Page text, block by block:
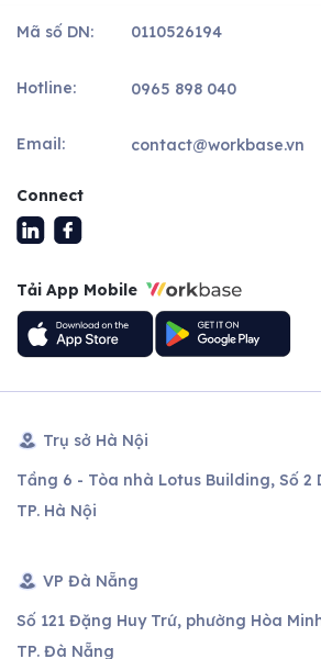
Mã số DN: 0110526194
Hotline: 0965 898 040
Email: contact@workbase.vn
Connect
Tải App Mobile
Trụ sở Hà Nội
Tầng 6 - Tòa nhà Lotus Building, Số 2
TP. Hà Nội
VP Đà Nẵng
Số 121 Đặng Huy Trứ, phường Hòa
TP. Đà Nẵng